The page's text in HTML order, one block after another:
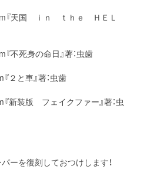
『天国 ｉｎ ｔｈｅ ＨＥＬ
不死身の命日』著：虫歯
と車』著：虫歯
新装版 フェイクファー』著：虫
ーを復刻しておつけします！